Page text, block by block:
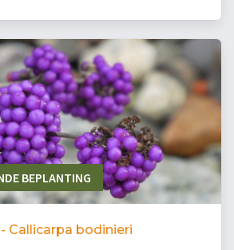
BEPLANTING
Callicarpa bodinieri